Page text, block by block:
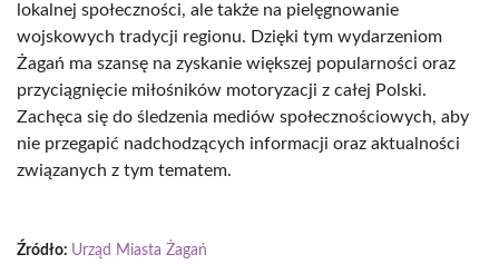
lokalnej społeczności, ale także na pielęgnowanie
wojskowych tradycji regionu. Dzięki tym wydarzeniom
Żagań ma szansę na zyskanie większej popularności oraz
przyciągnięcie miłośników motoryzacji z całej Polski.
Zachęca się do śledzenia mediów społecznościowych, aby
nie przegapić nadchodzących informacji oraz aktualności
związanych z tym tematem.
Źródło: Urząd Miasta Żagań